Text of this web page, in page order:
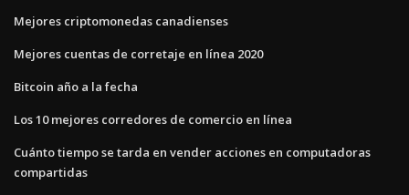
Mejores criptomonedas canadienses
Mejores cuentas de corretaje en línea 2020
Bitcoin año a la fecha
Los 10 mejores corredores de comercio en línea
Cuánto tiempo se tarda en vender acciones en computadoras
compartidas